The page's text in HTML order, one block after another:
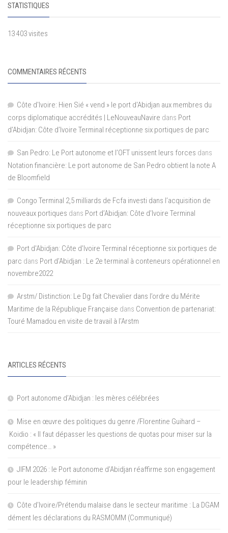
STATISTIQUES
13 403 visites
COMMENTAIRES RÉCENTS
Côte d'Ivoire: Hien Sié « vend » le port d'Abidjan aux membres du
corps diplomatique accrédités | LeNouveauNavire dans Port
d’Abidjan: Côte d’Ivoire Terminal réceptionne six portiques de parc
San Pedro: Le Port autonome et l’OFT unissent leurs forces dans
Notation financière: Le port autonome de San Pedro obtient la note A
de Bloomfield
Congo Terminal 2,5 milliards de Fcfa investi dans l’acquisition de
nouveaux portiques dans Port d’Abidjan: Côte d’Ivoire Terminal
réceptionne six portiques de parc
Port d'Abidjan: Côte d’Ivoire Terminal réceptionne six portiques de
parc dans Port d’Abidjan : Le 2e terminal à conteneurs opérationnel en
novembre2022
Arstm/ Distinction: Le Dg fait Chevalier dans l’ordre du Mérite
Maritime de la République Française dans Convention de partenariat:
Touré Mamadou en visite de travail à l’Arstm
ARTICLES RÉCENTS
Port autonome d’Abidjan : les mères célébrées
Mise en œuvre des politiques du genre /Florentine Guihard –
Koidio : « Il faut dépasser les questions de quotas pour miser sur la
compétence… »
JIFM 2026 : le Port autonome d’Abidjan réaffirme son engagement
pour le leadership féminin
Côte d’Ivoire/Prétendu malaise dans le secteur maritime : La DGAM
dément les déclarations du RASMOMM (Communiqué)